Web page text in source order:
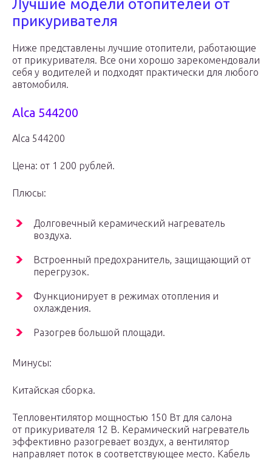
Лучшие модели отопителей от
прикуривателя
Ниже представлены лучшие отопители, работающие
от прикуривателя. Все они хорошо зарекомендовали
себя у водителей и подходят практически для любого
автомобиля.
Alca 544200
Alca 544200
Цена: от 1 200 рублей.
Плюсы:
Долговечный керамический нагреватель
воздуха.
Встроенный предохранитель, защищающий от
перегрузок.
Функционирует в режимах отопления и
охлаждения.
Разогрев большой площади.
Минусы:
Китайская сборка.
Тепловентилятор мощностью 150 Вт для салона
от прикуривателя 12 В. Керамический нагреватель
эффективно разогревает воздух, а вентилятор
направляет поток в соответствующее место. Кабель